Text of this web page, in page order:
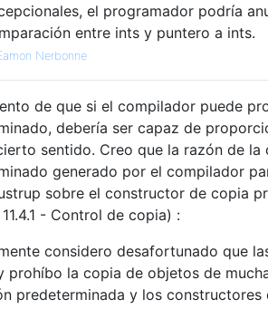
el programador podría
entre ints y puntero a ints.
Nerbonne
de que si el compilador puede
debería ser capaz de
sentido. Creo que la razón de
generado por el compilador
sobre el constructor de copia
- Control de copia) :
considero desafortunado que
prohíbo la copia de objetos de
predeterminada y los